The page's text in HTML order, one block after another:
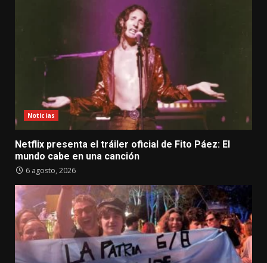
Noticias
Netflix presenta el tráiler oficial de Fito Páez: El
mundo cabe en una canción
6 agosto, 2026